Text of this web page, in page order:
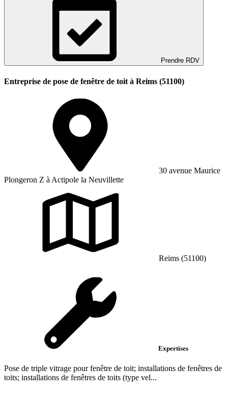
Prendre RDV
Entreprise de pose de fenêtre de toit à Reims (51100)
30 avenue Maurice
Plongeron Z à Actipole la Neuvillette
Reims (51100)
Expertises
Pose de triple vitrage pour fenêtre de toit; installations de fenêtres de
toits; installations de fenêtres de toits (type vel...